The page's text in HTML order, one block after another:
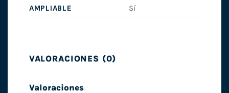
AMPLIABLE
Sí
VALORACIONES (0)
Valoraciones